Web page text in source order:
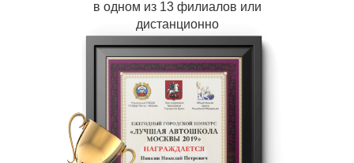
в одном из 13 филиалов или
дистанционно